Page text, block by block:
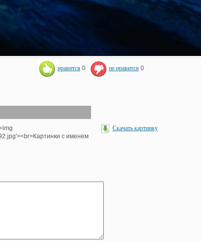
нравится 0 не нравится 0
с именем
Скачать картинку